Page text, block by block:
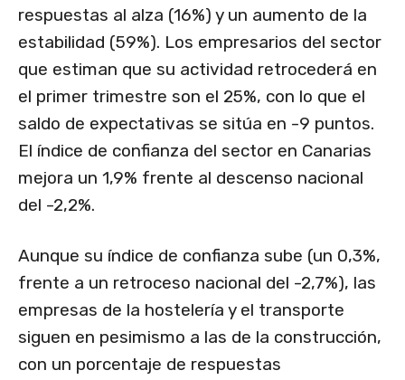
respuestas al alza (16%) y un aumento de la
estabilidad (59%). Los empresarios del sector
que estiman que su actividad retrocederá en
el primer trimestre son el 25%, con lo que el
saldo de expectativas se sitúa en -9 puntos.
El índice de confianza del sector en Canarias
mejora un 1,9% frente al descenso nacional
del -2,2%.
Aunque su índice de confianza sube (un 0,3%,
frente a un retroceso nacional del -2,7%), las
empresas de la hostelería y el transporte
siguen en pesimismo a las de la construcción,
con un porcentaje de respuestas